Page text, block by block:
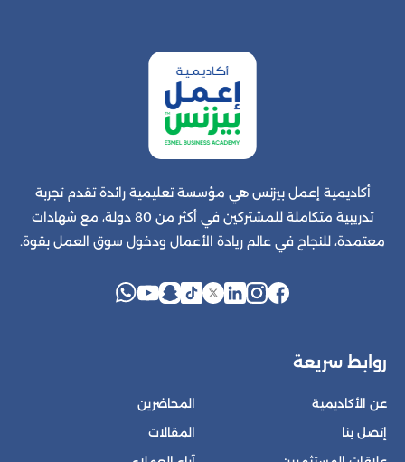
أكاديمية إعمل بيزنس هي مؤسسة تعليمية رائدة تقدم تجربة
تدريبية متكاملة للمشتركين في أكثر من 80 دولة، مع شهادات
معتمدة، للنجاح في عالم ريادة الأعمال ودخول سوق العمل بقوة.
روابط سريعة
عن الأكاديمية
إتصل بنا
المحاضرين
المقالات